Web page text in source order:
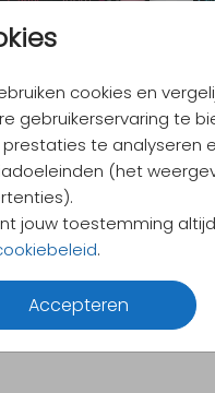
cookies en
gebruikerservaring te
prestaties te analyseren
(het
jouw toestemming
.
Accepteren